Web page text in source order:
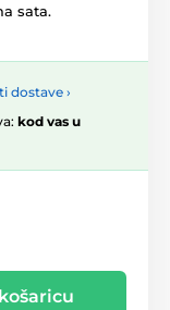
sata.
dostave ›
kod vas u